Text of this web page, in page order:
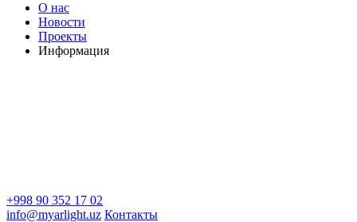
О нас
Новости
Проекты
Информация
+998 90 352 17 02
info@myarlight.uz Контакты